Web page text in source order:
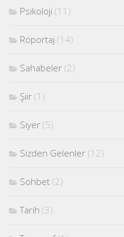
Psikoloji (11)
Röportaj (14)
Sahabeler (2)
Şiir (1)
Siyer (5)
Sizden Gelenler (12)
Sohbet (2)
Tarih (3)